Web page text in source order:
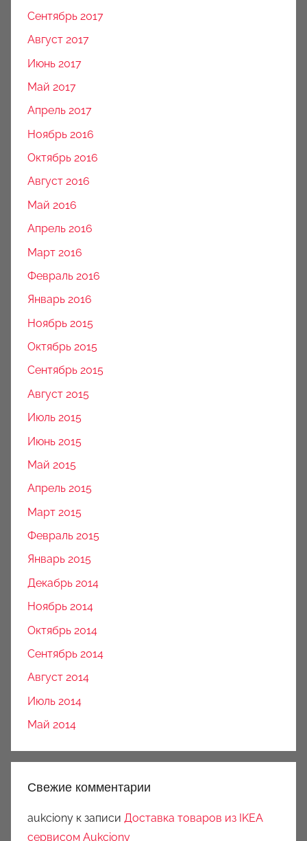
Сентябрь 2017
Август 2017
Июнь 2017
Май 2017
Апрель 2017
Ноябрь 2016
Октябрь 2016
Август 2016
Май 2016
Апрель 2016
Март 2016
Февраль 2016
Январь 2016
Ноябрь 2015
Октябрь 2015
Сентябрь 2015
Август 2015
Июль 2015
Июнь 2015
Май 2015
Апрель 2015
Март 2015
Февраль 2015
Январь 2015
Декабрь 2014
Ноябрь 2014
Октябрь 2014
Сентябрь 2014
Август 2014
Июль 2014
Май 2014
Свежие комментарии
aukciony к записи Доставка товаров из IKEA
сервисом Aukciony